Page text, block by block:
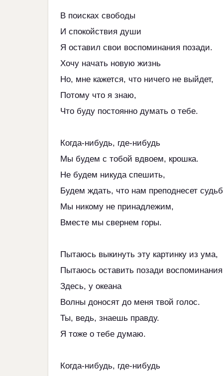
В поисках свободы
И спокойствия души
Я оставил свои воспоминания позади.
Хочу начать новую жизнь
Но, мне кажется, что ничего не выйдет,
Потому что я знаю,
Что буду постоянно думать о тебе.
Когда-нибудь, где-нибудь
Мы будем с тобой вдвоем, крошка.
Не будем никуда спешить,
Будем ждать, что нам преподнесет
Мы никому не принадлежим,
Вместе мы свернем горы.
Пытаюсь выкинуть эту картинку из ума,
Пытаюсь оставить позади
Здесь, у океана
Волны доносят до меня твой голос.
Ты, ведь, знаешь правду.
Я тоже о тебе думаю.
Когда-нибудь, где-нибудь